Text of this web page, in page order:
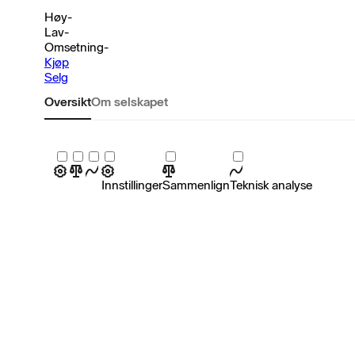
Høy-
Lav-
Omsetning-
Kjøp
Selg
OversiktOm selskapet
InnstillingerSammenlignTeknisk analyse